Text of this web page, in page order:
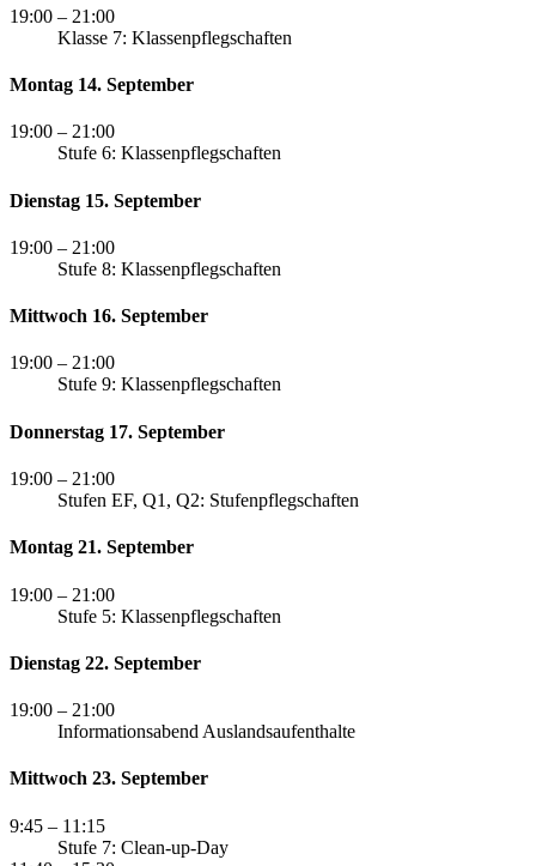
19:00 – 21:00
Klasse 7: Klassenpflegschaften
Montag 14. September
19:00 – 21:00
Stufe 6: Klassenpflegschaften
Dienstag 15. September
19:00 – 21:00
Stufe 8: Klassenpflegschaften
Mittwoch 16. September
19:00 – 21:00
Stufe 9: Klassenpflegschaften
Donnerstag 17. September
19:00 – 21:00
Stufen EF, Q1, Q2: Stufenpflegschaften
Montag 21. September
19:00 – 21:00
Stufe 5: Klassenpflegschaften
Dienstag 22. September
19:00 – 21:00
Informationsabend Auslandsaufenthalte
Mittwoch 23. September
9:45 – 11:15
Stufe 7: Clean-up-Day